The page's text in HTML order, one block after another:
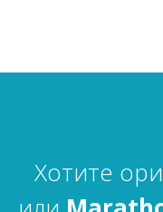
Хотите